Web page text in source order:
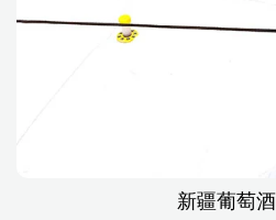
新疆葡萄